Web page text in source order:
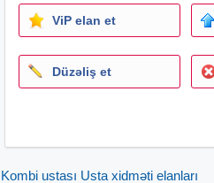
ViP elan et
Düzəliş et
Kombi ustası Usta xidməti elanları